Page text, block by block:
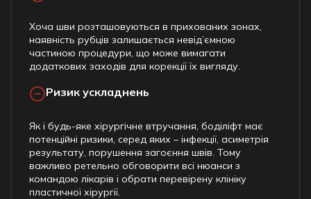
Хоча шви розташовуються в прихованих зонах,
наявність рубців залишається невід’ємною
частиною процедури, що може вимагати
додаткових заходів для корекції їх вигляду.
Ризик ускладнень
Як і будь-яке хірургічне втручання, боділіфт має
потенційні ризики, серед яких – інфекції, асиметрія
результату, порушення загоєння швів. Тому
важливо ретельно обговорити всі нюанси з
командою лікарів і обрати перевірену клініку
пластичної хірургії.